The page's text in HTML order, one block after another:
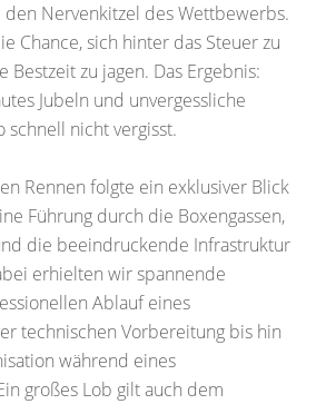
Nervenkitzel des Wettbewerbs.
Chance, sich hinter das Steuer zu
Bestzeit zu jagen. Das Ergebnis:
Jubeln und unvergessliche
schnell nicht vergisst.
Rennen folgte ein exklusiver Blick
Führung durch die Boxengassen,
die beeindruckende Infrastruktur
erhielten wir spannende
Ablauf eines
technischen Vorbereitung bis hin
während eines
großes Lob gilt auch dem